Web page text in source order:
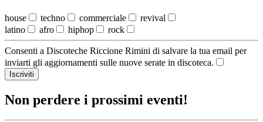
house techno commerciale
revival
latino
afro hiphop rock
Consenti a Discoteche Riccione Rimini di salvare la tua email per
inviarti gli aggiornamenti sulle nuove serate in discoteca.
Iscriviti
Non perdere i prossimi eventi!